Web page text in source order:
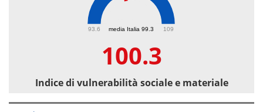
media Italia 99.3
93.6 109
100.3
Indice di vulnerabilità sociale e materiale